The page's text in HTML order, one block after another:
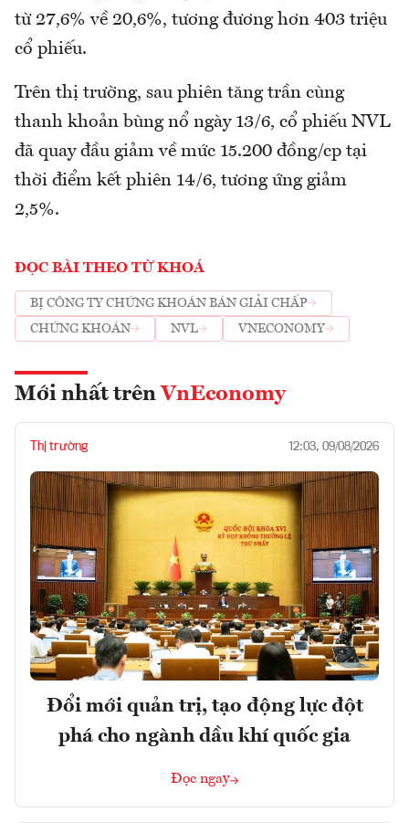
từ 27,6% về 20,6%, tương đương hơn 403 triệu
cổ phiếu.
Trên thị trường, sau phiên tăng trần cùng
thanh khoản bùng nổ ngày 13/6, cổ phiếu NVL
đã quay đầu giảm về mức 15.200 đồng/cp tại
thời điểm kết phiên 14/6, tương ứng giảm
2,5%.
ĐỌC BÀI THEO TỪ KHOÁ
BỊ CÔNG TY CHỨNG KHOÁN BÁN GIẢI CHẤP
CHỨNG KHOÁN
NVL VNECONOMY
Mới nhất trên VnEconomy
Thị trường 12:03, 09/08/2026
Đổi mới quản trị, tạo động lực đột
phá cho ngành dầu khí quốc gia
Đọc ngay